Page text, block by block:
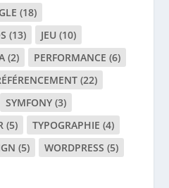
(18)
(13) JEU (10)
(2) PERFORMANCE (6)
(22)
SYMFONY (3)
(5) TYPOGRAPHIE (4)
(5) WORDPRESS (5)